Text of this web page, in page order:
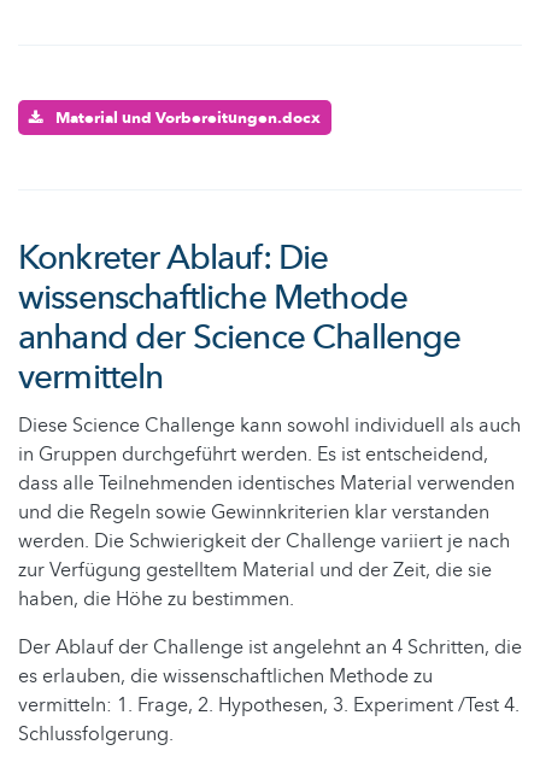
Material und Vorbereitungen.docx
Konkreter Ablauf: Die
wissenschaftliche Methode
anhand der Science Challenge
vermitteln
Diese Science Challenge kann sowohl individuell als auch
in Gruppen durchgeführt werden. Es ist entscheidend,
dass alle Teilnehmenden identisches Material verwenden
und die Regeln sowie Gewinnkriterien klar verstanden
werden. Die Schwierigkeit der Challenge variiert je nach
zur Verfügung gestelltem Material und der Zeit, die sie
haben, die Höhe zu bestimmen.
Der Ablauf der Challenge ist angelehnt an 4 Schritten, die
es erlauben, die wissenschaftlichen Methode zu
vermitteln: 1. Frage, 2. Hypothesen, 3. Experiment /Test 4.
Schlussfolgerung.